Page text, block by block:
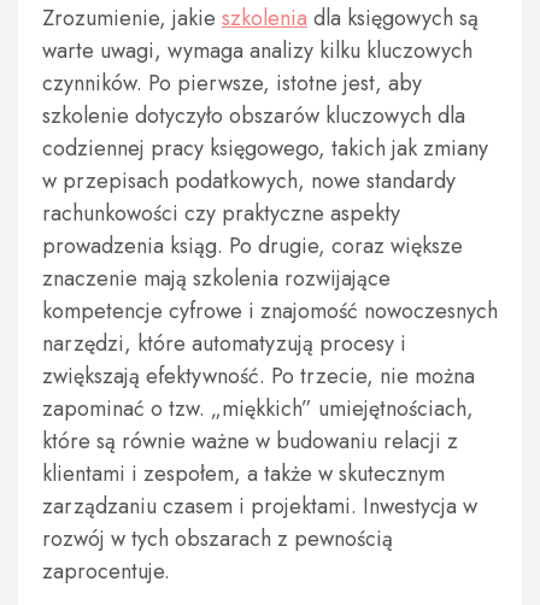
Zrozumienie, jakie szkolenia dla księgowych są
warte uwagi, wymaga analizy kilku kluczowych
czynników. Po pierwsze, istotne jest, aby
szkolenie dotyczyło obszarów kluczowych dla
codziennej pracy księgowego, takich jak zmiany
w przepisach podatkowych, nowe standardy
rachunkowości czy praktyczne aspekty
prowadzenia ksiąg. Po drugie, coraz większe
znaczenie mają szkolenia rozwijające
kompetencje cyfrowe i znajomość nowoczesnych
narzędzi, które automatyzują procesy i
zwiększają efektywność. Po trzecie, nie można
zapominać o tzw. „miękkich” umiejętnościach,
które są równie ważne w budowaniu relacji z
klientami i zespołem, a także w skutecznym
zarządzaniu czasem i projektami. Inwestycja w
rozwój w tych obszarach z pewnością
zaprocentuje.